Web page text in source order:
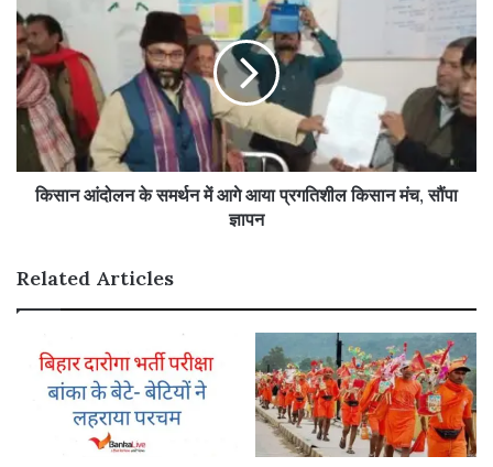
किसान आंदोलन के समर्थन में आगे आया प्रगतिशील किसान मंच, सौंपा
ज्ञापन
Related Articles